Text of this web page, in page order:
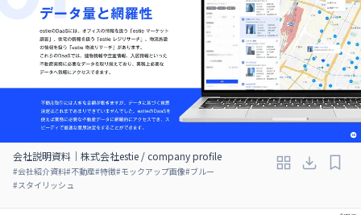
会社説明資料｜株式会社estie / company profile
#会社紹介資料#不動産#特徴#モックアップ画像#ブルー
#スタイリッシュ